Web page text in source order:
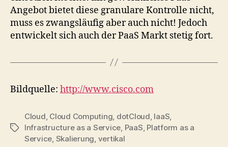
Angebot bietet diese granulare Kontrolle nicht,
muss es zwangsläufig aber auch nicht! Jedoch
entwickelt sich auch der PaaS Markt stetig fort.
Bildquelle: http://www.cisco.com
Tags
Cloud Cloud Computing dotCloud IaaS
Infrastructure as a Service PaaS Platform as a
Service Skalierung vertikal